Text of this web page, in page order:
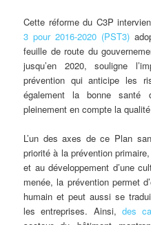
Cette réforme du C3P
3 pour 2016-2020 (PST3)
feuille de route du
jusqu’en 2020, souligne
prévention qui anticipe les
également la bonne santé
pleinement en compte la
L’un des axes de ce Plan
priorité à la prévention
et au développement d’une
menée, la prévention permet
humain et peut aussi se
les entreprises. Ainsi,des